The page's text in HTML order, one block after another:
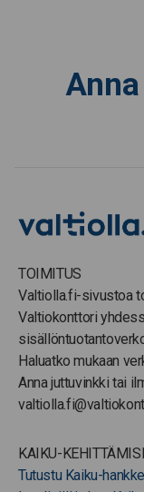
TOIMITUS
Valtiolla.fi-sivustoa
Valtiokonttori
Haluatko mukaan
Anna juttuvinkki tai
KAIKU-
Tutustu Kaiku-